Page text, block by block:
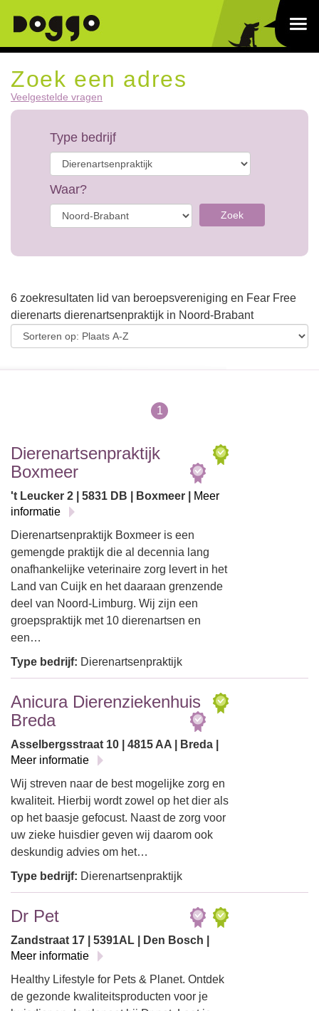
Zoek een adres
Veelgestelde vragen
Type bedrijf
Waar?
Zoek
6 zoekresultaten lid van beroepsvereniging en Fear Free
dierenarts dierenartsenpraktijk in Noord-Brabant
1
Dierenartsenpraktijk
Boxmeer
't Leucker 2 | 5831 DB | Boxmeer |
Meer
informatie
Dierenartsenpraktijk Boxmeer is een
gemengde praktijk die al decennia lang
onafhankelijke veterinaire zorg levert in het
Land van Cuijk en het daaraan grenzende
deel van Noord-Limburg. Wij zijn een
groepspraktijk met 10 dierenartsen en
een…
Type bedrijf: Dierenartsenpraktijk
Anicura Dierenziekenhuis
Breda
Asselbergsstraat 10 | 4815 AA | Breda |
Meer informatie
Wij streven naar de best mogelijke zorg en
kwaliteit. Hierbij wordt zowel op het dier als
op het baasje gefocust. Naast de zorg voor
uw zieke huisdier geven wij daarom ook
deskundig advies om het…
Type bedrijf: Dierenartsenpraktijk
Dr Pet
Zandstraat 17 | 5391AL | Den Bosch |
Meer informatie
Healthy Lifestyle for Pets & Planet. Ontdek
de gezonde kwaliteitsproducten voor je